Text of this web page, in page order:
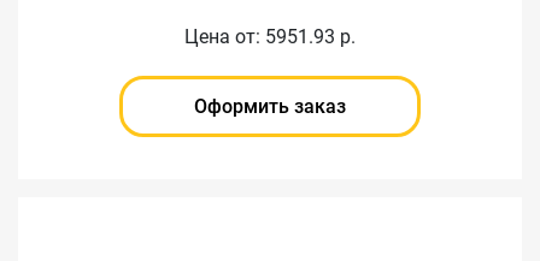
Цена от: 5951.93 р.
Оформить заказ